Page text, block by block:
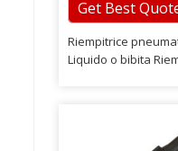
Get Best
Riempitrice
Liquido o bibita
220/110 V 50/60